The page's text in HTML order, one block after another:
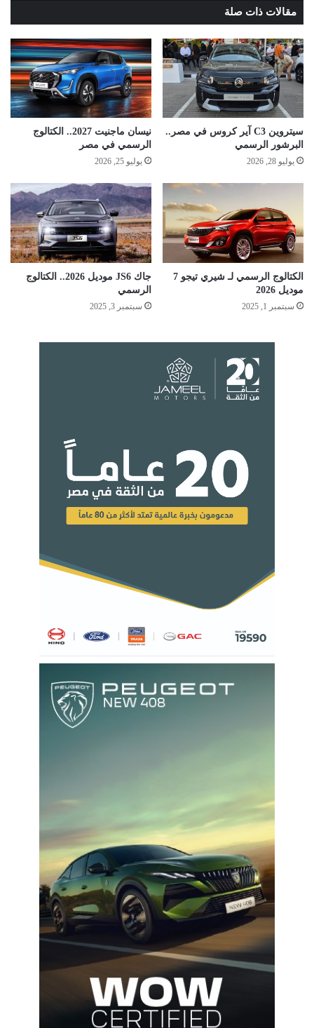
مقالات ذات صلة
سيتروين C3 آير كروس في مصر..
البرشور الرسمي
يوليو 28, 2026
نيسان ماجنيت 2027.. الكتالوج
الرسمي في مصر
يوليو 25, 2026
الكتالوج الرسمي لـ شيري تيجو 7
موديل 2026
سبتمبر 1, 2025
جاك JS6 موديل 2026.. الكتالوج
الرسمي
سبتمبر 3, 2025